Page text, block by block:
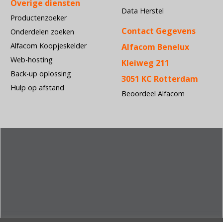
Data Herstel
Overige diensten
Productenzoeker
Onderdelen zoeken
Alfacom Koopjeskelder
Web-hosting
Back-up oplossing
Hulp op afstand
Contact Gegevens
Alfacom Benelux
Kleiweg 211
3051 KC Rotterdam
Beoordeel Alfacom